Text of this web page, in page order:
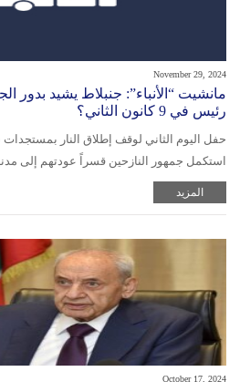
November 29, 2024
مانشيت “الأنباء”: جنبلاط يشيد بدور
رئيس في 9 كانون الثاني؟
حفل اليوم الثاني لوقف إطلاق النار
استكمل جمهور النازحين قسراً عودتهم إلى
المزيد
October 17, 2024